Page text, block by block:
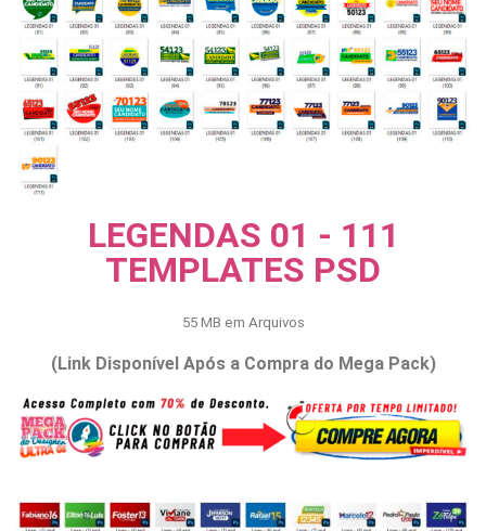
LEGENDAS 01 - 111
TEMPLATES PSD
55 MB em Arquivos
(Link Disponível Após a Compra do Mega Pack)